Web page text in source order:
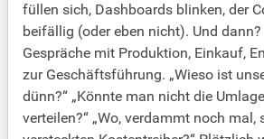
füllen sich, Dashboards blinken, der
beifällig (oder eben nicht). Und
Gespräche mit Produktion, Einkauf,
zur Geschäftsführung. „Wieso ist
dünn?“ „Könnte man nicht die
verteilen?“ „Wo, verdammt noch mal,